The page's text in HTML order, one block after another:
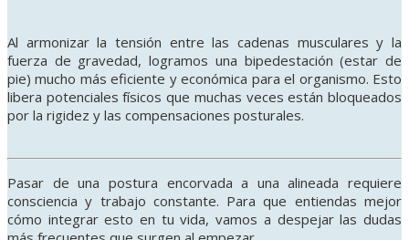
Al armonizar la tensión entre las cadenas musculares y la
fuerza de gravedad, logramos una bipedestación (estar de
pie) mucho más eficiente y económica para el organismo. Esto
libera potenciales físicos que muchas veces están bloqueados
por la rigidez y las compensaciones posturales.
Pasar de una postura encorvada a una alineada requiere
consciencia y trabajo constante. Para que entiendas mejor
cómo integrar esto en tu vida, vamos a despejar las dudas